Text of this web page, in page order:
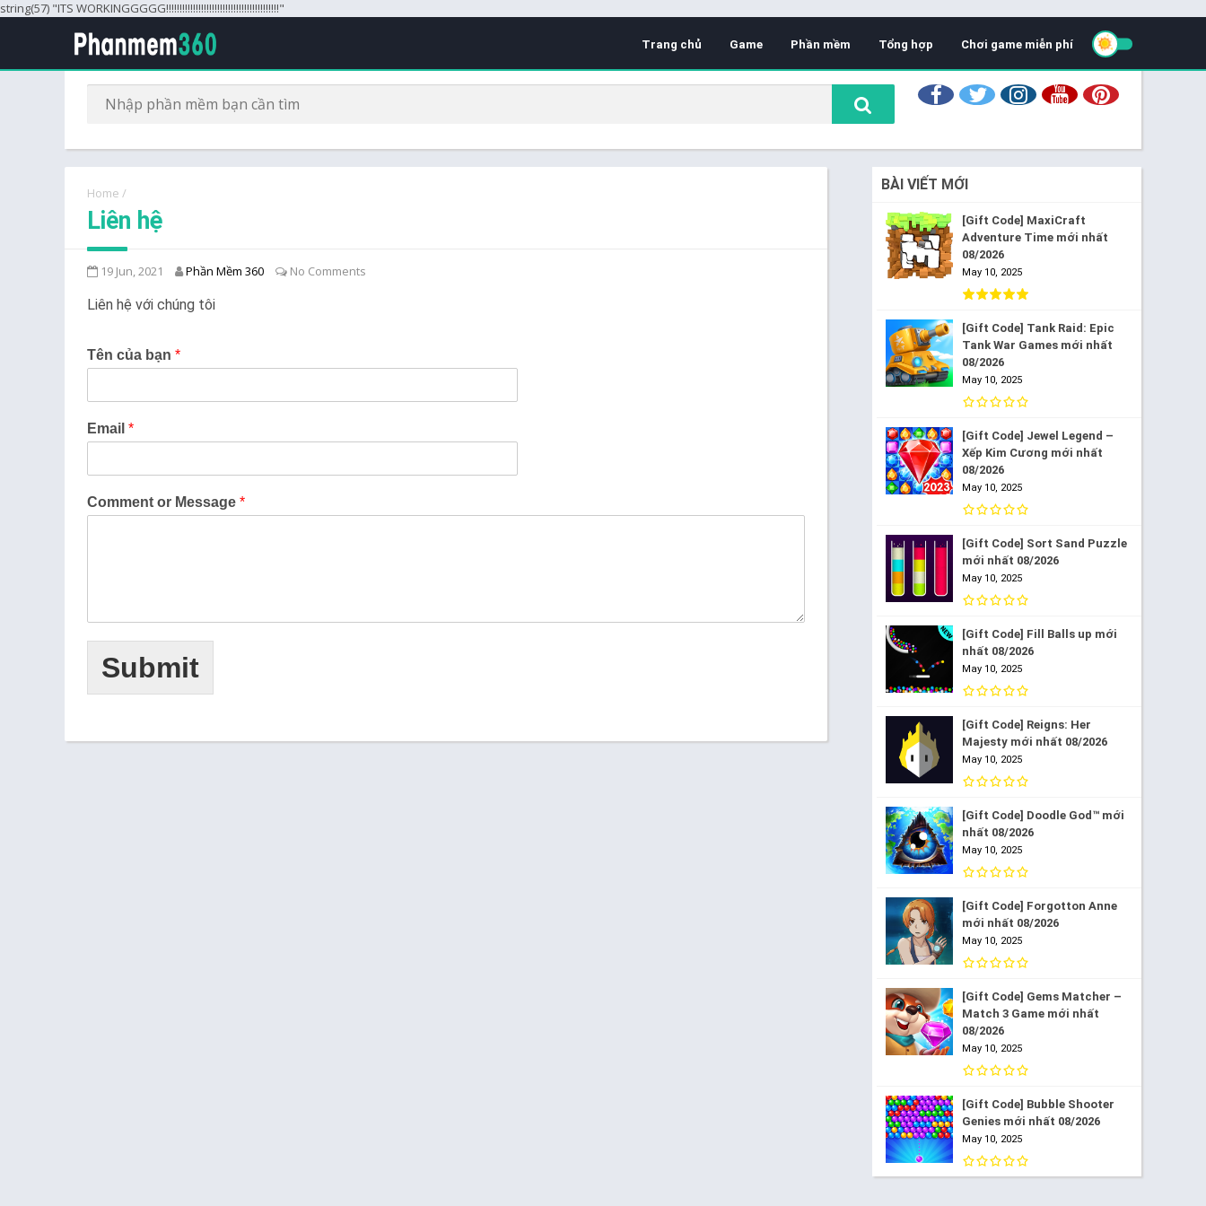
string(57) "ITS WORKINGGGGG!!!!!!!!!!!!!!!!!!!!!!!!!!!!!!!!!!!!!!!!!!"
Trang chủ Game Phần mềm Tổng hợp Chơi game miễn phí
Home /
Liên hệ
19 Jun, 2021 Phần Mềm 360 No Comments
Liên hệ với chúng tôi
Tên của bạn *
Email *
Comment or Message *
Submit
BÀI VIẾT MỚI
[Gift Code] MaxiCraft
Adventure Time mới nhất
08/2026
May 10, 2025
[Gift Code] Tank Raid: Epic
Tank War Games mới nhất
08/2026
May 10, 2025
[Gift Code] Jewel Legend –
Xếp Kim Cương mới nhất
08/2026
May 10, 2025
[Gift Code] Sort Sand Puzzle
mới nhất 08/2026
May 10, 2025
[Gift Code] Fill Balls up mới
nhất 08/2026
May 10, 2025
[Gift Code] Reigns: Her
Majesty mới nhất 08/2026
May 10, 2025
[Gift Code] Doodle God™ mới
nhất 08/2026
May 10, 2025
[Gift Code] Forgotton Anne
mới nhất 08/2026
May 10, 2025
[Gift Code] Gems Matcher –
Match 3 Game mới nhất
08/2026
May 10, 2025
[Gift Code] Bubble Shooter
Genies mới nhất 08/2026
May 10, 2025